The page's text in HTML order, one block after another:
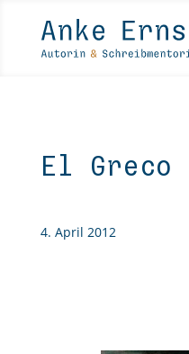
El
4. April 2012